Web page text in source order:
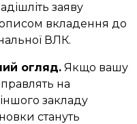
заяву
вкладення до
ВЛК.
огляд. Якщо вашу
на
закладу
стануть